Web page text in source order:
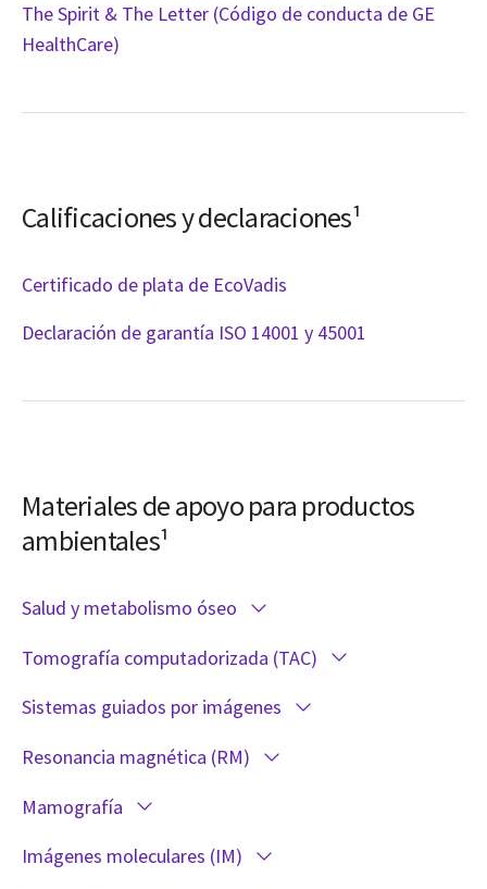
The Spirit & The Letter (Código de conducta de GE
HealthCare)
Calificaciones y declaraciones¹
Certificado de plata de EcoVadis
Declaración de garantía ISO 14001 y 45001
Materiales de apoyo para productos
ambientales¹
Salud y metabolismo óseo
Tomografía computadorizada (TAC)
Sistemas guiados por imágenes
Resonancia magnética (RM)
Mamografía
Imágenes moleculares (IM)